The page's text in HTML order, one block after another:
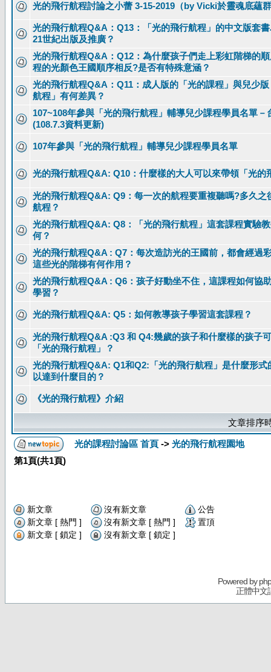
光的飛行航程討論之小蕾 3-15-2019（by Vicki於靈魂底蘊
光的飛行航程Q&A：Q13：「光的飛行航程」的中文版套
21世紀出版及推廣？
光的飛行航程Q&A：Q12：為什麼孩子們走上彩虹階梯的
程的光顏色王國順序相反?是否有特殊意涵？
光的飛行航程Q&A：Q11：成人版的「光的課程」與兒少
航程」有何差異？
107~108年參與「光的飛行航程」輔導兒少課程學員名單－
(108.7.3資料更新)
107年參與「光的飛行航程」輔導兒少課程學員名單
光的飛行航程Q&A: Q10：什麼樣的大人可以來帶領「光的
光的飛行航程Q&A: Q9：每一次的航程要重複聽嗎?多久之
航程？
光的飛行航程Q&A: Q8：「光的飛行航程」這套課程實驗
何？
光的飛行航程Q&A : Q7：每次造訪光的王國前，都會經過
這些光的階梯有何作用？
光的飛行航程Q&A : Q6：孩子好動坐不住，這課程如何協
學習？
光的飛行航程Q&A: Q5：如何教導孩子學習這套課程？
光的飛行航程Q&A :Q3 和 Q4:幾歲的孩子和什麼樣的孩子
「光的飛行航程」？
光的飛行航程Q&A: Q1和Q2:「光的飛行航程」是什麼形式
以達到什麼目的？
《光的飛行航程》介紹
文章排序
光的課程討論區 首頁 -> 光的飛行航程園地
第1頁(共1頁)
新文章 沒有新文章
公告
新文章 [ 熱門 ]
沒有新文章 [ 熱門 ]
置頂
新文章 [ 鎖定 ]
沒有新文章 [ 鎖定 ]
Powered by
正體中文